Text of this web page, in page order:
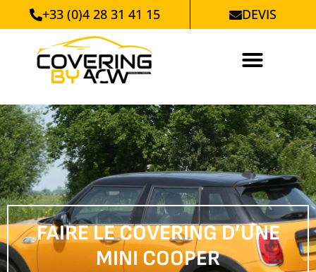
+33 (0)4 28 31 41 15 DEVIS
FAIRE LE COVERING D’UNE
MINI COOPER